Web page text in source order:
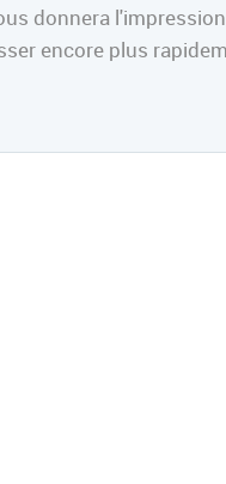
donnera
encore plus